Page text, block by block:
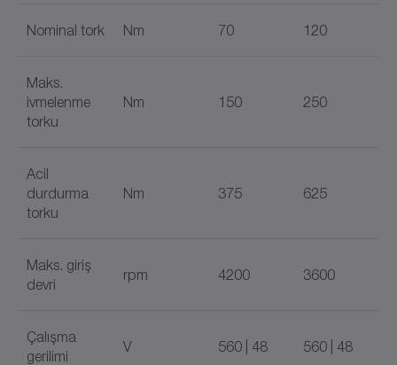
Nominal tork Nm 70 120
Maks.
ivmelenme
torku
Nm 150 250
Acil
durdurma
torku
Nm 375 625
Maks. giriş
devri
rpm 4200 3600
Çalışma
gerilimi
V 560 | 48 560 | 48